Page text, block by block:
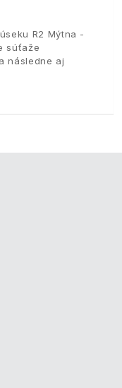
R2 Mýtna -
súťaže
následne aj